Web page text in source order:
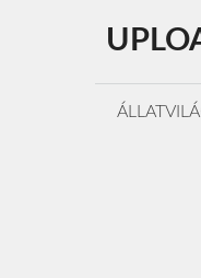
tartalomba